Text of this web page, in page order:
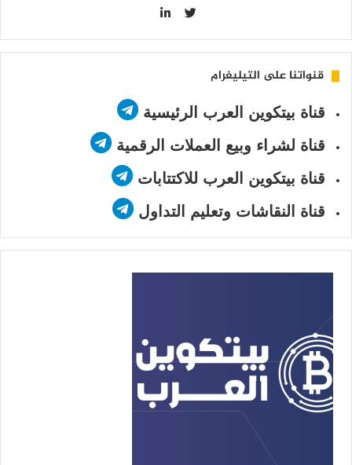
قنواتنا على التيليغرام
قناة بيتكوين العرب الرئيسية
قناة لشراء وبيع العملات الرقمية
قناة بيتكوين العرب للاكتتابات
قناة النقاشات وتعليم التداول